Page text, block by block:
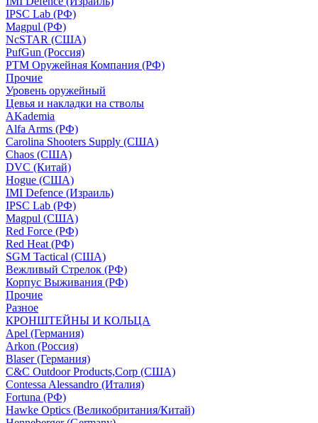
IPSC Lab (РФ)
Magpul (РФ)
NcSTAR (США)
PufGun (Россия)
РТМ Оружейная Компания (РФ)
Прочие
Уровень оружейный
Цевья и накладки на стволы
AKademia
Alfa Arms (РФ)
Carolina Shooters Supply (США)
Chaos (США)
DVC (Китай)
Hogue (США)
IMI Defence (Израиль)
IPSC Lab (РФ)
Magpul (США)
Red Force (РФ)
Red Heat (РФ)
SGM Tactical (США)
Вежливый Стрелок (РФ)
Корпус Выживания (РФ)
Прочие
Разное
КРОНШТЕЙНЫ И КОЛЬЦА
Apel (Германия)
Arkon (Россия)
Blaser (Германия)
C&C Outdoor Products,Corp (США)
Contessa Alessandro (Италия)
Fortuna (РФ)
Hawke Optics (Великобритания/Китай)